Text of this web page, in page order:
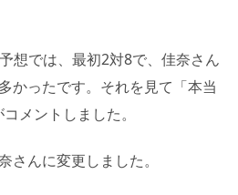
想では、最初2対8で、佳奈さん
かったです。それを見て「本当
メントしました。
さんに変更しました。